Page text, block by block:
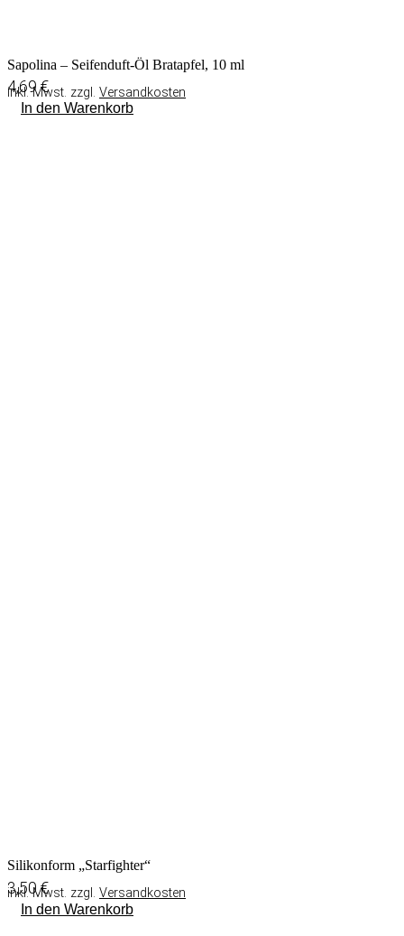
Sapolina – Seifenduft-Öl Bratapfel, 10 ml
4,69€
inkl. Mwst. zzgl. Versandkosten
In den Warenkorb
Silikonform „Starfighter“
3,50€
inkl. Mwst. zzgl. Versandkosten
In den Warenkorb